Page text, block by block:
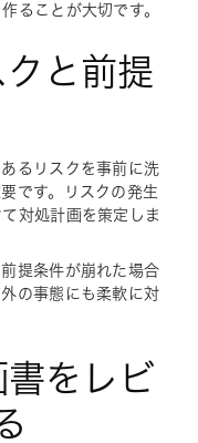
ることが大切です。
と前提
るリスクを事前に洗
です。リスクの発生
対処計画を策定しま
提条件が崩れた場合
の事態にも柔軟に対
をレビ